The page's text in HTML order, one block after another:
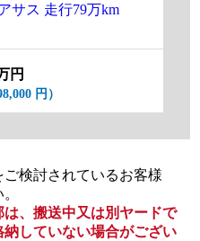
サス 走行79万km
円
円）
ご検討されているお客様
は、搬送中又は別ヤードで
していない場合がござい